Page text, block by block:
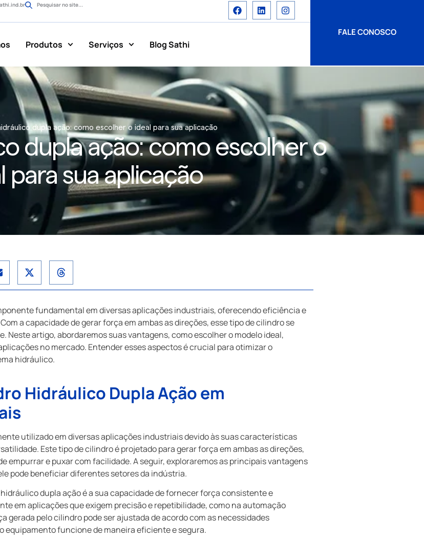
Pesquisar no site...
Produtos Serviços Blog Sathi
FALE CONOSCO
dupla ação: como escolher o ideal para sua aplicação
dupla ação: como escolher o
para sua aplicação
fundamental em diversas aplicações industriais, oferecendo eficiência e
a capacidade de gerar força em ambas as direções, esse tipo de cilindro se
Neste artigo, abordaremos suas vantagens, como escolher o modelo ideal,
no mercado. Entender esses aspectos é crucial para otimizar o
hidráulico.
Hidráulico Dupla Ação em
utilizado em diversas aplicações industriais devido às suas características
Este tipo de cilindro é projetado para gerar força em ambas as direções,
empurrar e puxar com facilidade. A seguir, exploraremos as principais vantagens
pode beneficiar diferentes setores da indústria.
dupla ação é a sua capacidade de fornecer força consistente e
em aplicações que exigem precisão e repetibilidade, como na automação
gerada pelo cilindro pode ser ajustada de acordo com as necessidades
equipamento funcione de maneira eficiente e segura.